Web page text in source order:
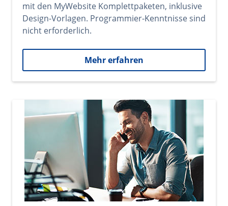
mit den MyWebsite Komplettpaketen, inklusive
Design-Vorlagen. Programmier-Kenntnisse sind
nicht erforderlich.
Mehr erfahren